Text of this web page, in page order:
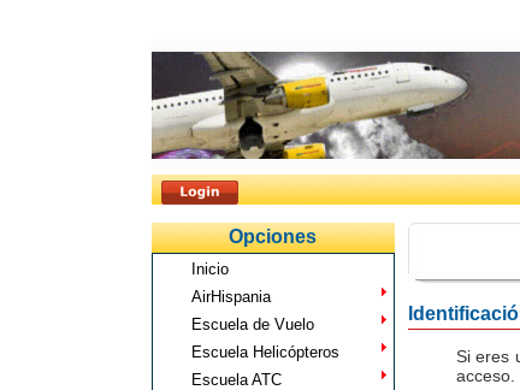
Opciones
Inicio
AirHispania
Escuela de Vuelo
Escuela Helicópteros
Escuela ATC
Si eres
acceso.